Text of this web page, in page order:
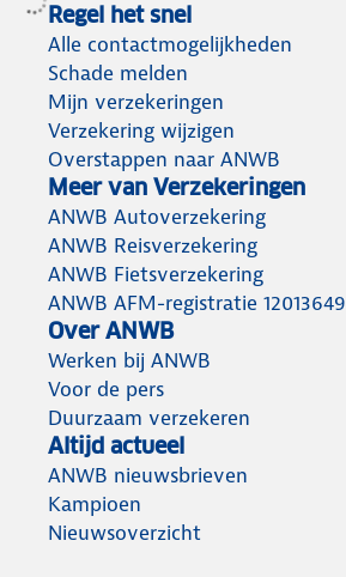
Regel het snel
Alle contactmogelijkheden
Schade melden
Mijn verzekeringen
Verzekering wijzigen
Overstappen naar ANWB
Meer van Verzekeringen
ANWB Autoverzekering
ANWB Reisverzekering
ANWB Fietsverzekering
ANWB AFM-registratie 12013649
Over ANWB
Werken bij ANWB
Voor de pers
Duurzaam verzekeren
Altijd actueel
ANWB nieuwsbrieven
Kampioen
Nieuwsoverzicht